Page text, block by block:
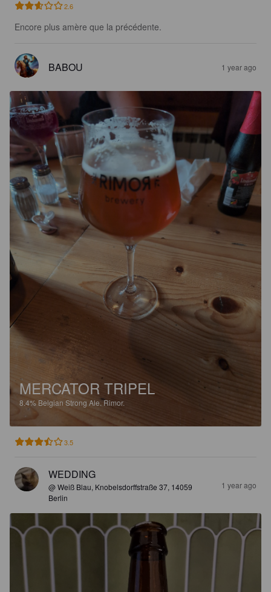
2.6
Encore plus amère que la précédente.
BABOU 1 year ago
MERCATOR TRIPEL
8.4% Belgian Strong Ale.Rimor.
3.5
WEDDING
@ Weiß Blau, Knobelsdorffstraße 37, 14059
Berlin
1 year ago